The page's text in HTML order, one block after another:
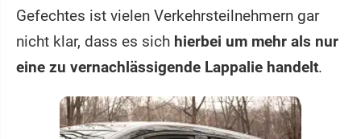
Gefechtes ist vielen Verkehrsteilnehmern gar
nicht klar, dass es sich hierbei um mehr als nur
eine zu vernachlässigende Lappalie handelt.